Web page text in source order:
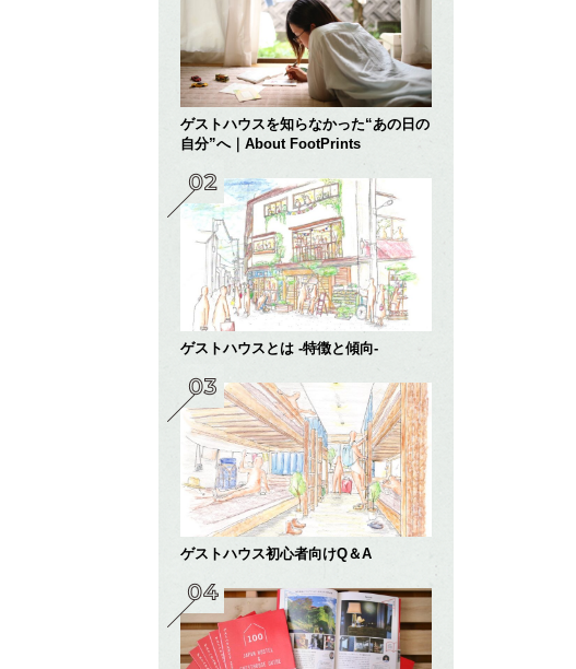
ゲストハウスを知らなかった“あの日の
自分”へ｜About FootPrints
ゲストハウスとは -特徴と傾向-
ゲストハウス初心者向けQ＆A